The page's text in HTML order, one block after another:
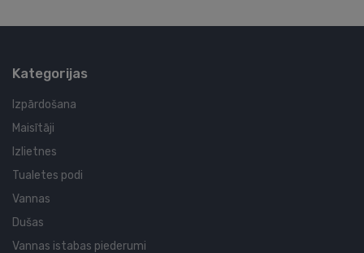
Kategorijas
Izpārdošana
Maisītāji
Izlietnes
Tualetes podi
Vannas
Dušas
Vannas istabas piederumi